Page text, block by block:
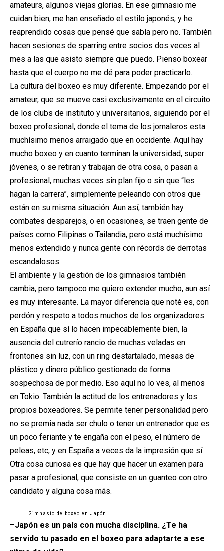
amateurs, algunos viejas glorias. En ese gimnasio me
cuidan bien, me han enseñado el estilo japonés, y he
reaprendido cosas que pensé que sabía pero no. También
hacen sesiones de sparring entre socios dos veces al
mes a las que asisto siempre que puedo. Pienso boxear
hasta que el cuerpo no me dé para poder practicarlo.
La cultura del boxeo es muy diferente. Empezando por el
amateur, que se mueve casi exclusivamente en el circuito
de los clubs de instituto y universitarios, siguiendo por el
boxeo profesional, donde el tema de los jornaleros esta
muchísimo menos arraigado que en occidente. Aquí hay
mucho boxeo y en cuanto terminan la universidad, super
jóvenes, o se retiran y trabajan de otra cosa, o pasan a
profesional, muchas veces sin plan fijo o sin que “les
hagan la carrera”, simplemente peleando con otros que
están en su misma situación. Aun así, también hay
combates desparejos, o en ocasiones, se traen gente de
países como Filipinas o Tailandia, pero está muchísimo
menos extendido y nunca gente con récords de derrotas
escandalosos.
El ambiente y la gestión de los gimnasios también
cambia, pero tampoco me quiero extender mucho, aun así
es muy interesante. La mayor diferencia que noté es, con
perdón y respeto a todos muchos de los organizadores
en España que sí lo hacen impecablemente bien, la
ausencia del cutrerío rancio de muchas veladas en
frontones sin luz, con un ring destartalado, mesas de
plástico y dinero público gestionado de forma
sospechosa de por medio. Eso aquí no lo ves, al menos
en Tokio. También la actitud de los entrenadores y los
propios boxeadores. Se permite tener personalidad pero
no se premia nada ser chulo o tener un entrenador que es
un poco feriante y te engaña con el peso, el número de
peleas, etc, y en España a veces da la impresión que sí.
Otra cosa curiosa es que hay que hacer un examen para
pasar a profesional, que consiste en un guanteo con otro
candidato y alguna cosa más.
Gimnasio de boxeo en Japón
–Japón es un país con mucha disciplina. ¿Te ha
servido tu pasado en el boxeo para adaptarte a ese